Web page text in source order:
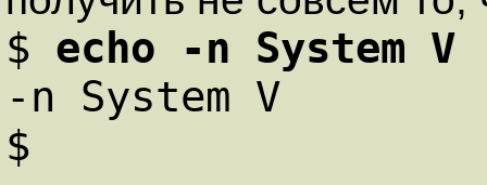
$ echo -n System V
-n System V
$